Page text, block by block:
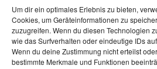
Um dir ein optimales Erlebnis zu bieten,
Cookies, um Geräteinformationen zu
zuzugreifen. Wenn du diesen Technologien
wie das Surfverhalten oder eindeutige IDs
Wenn du deine Zustimmung nicht erteilst
bestimmte Merkmale und Funktionen
BLOG PRAWA NIEMIECKIEGO
Więcej wpisów w języku polskim znajdą
prawa niemieckiego.